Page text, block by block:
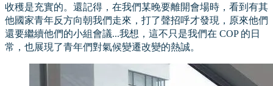
收穫是充實的。還記得，在我們某晚要離開會場時，看到有其
他國家青年反方向朝我們走來，打了聲招呼才發現，原來他們
還要繼續他們的小組會議...我想，這不只是我們在 COP 的日
常，也展現了青年們對氣候變遷改變的熱誠。